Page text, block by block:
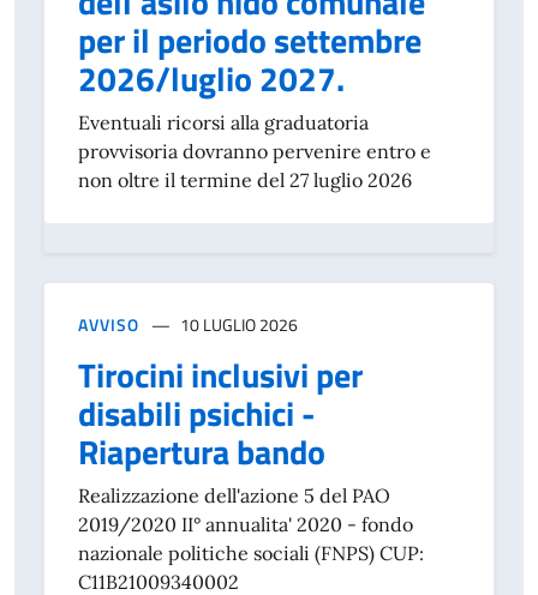
per il periodo settembre
2026/luglio 2027.
Eventuali ricorsi alla graduatoria
provvisoria dovranno pervenire entro e
non oltre il termine del 27 luglio 2026
AVVISO 10 LUGLIO 2026
Tirocini inclusivi per
disabili psichici -
Riapertura bando
Realizzazione dell'azione 5 del PAO
2019/2020 II° annualita' 2020 - fondo
nazionale politiche sociali (FNPS) CUP:
C11B21009340002